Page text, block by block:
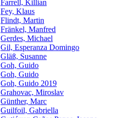
Farrell, Killian
Fey, Klaus
Flindt, Martin
Fränkel, Manfred
Gerdes, Michael
Gil, Esperanza Domingo
Gläß, Susanne
Goh, Guido
Goh, Guido
Goh, Guido 2019
Grahovac, Miroslav
Günther, Marc
Guilfoil, Gabriella